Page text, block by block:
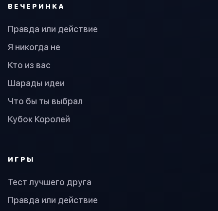
ВЕЧЕРИНКА
Правда или действие
Я никогда не
Кто из вас
Шарады идеи
Что бы ты выбрал
Кубок Королей
ИГРЫ
Тест лучшего друга
Правда или действие